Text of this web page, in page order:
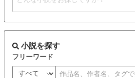
小説を探す
フリーワード